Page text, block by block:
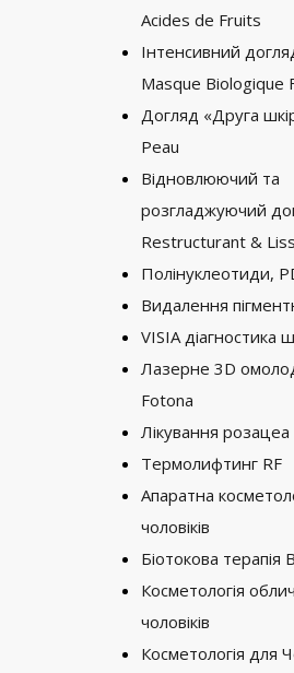
Acides de Fruits
Інтенсивний
Masque Biologique
Догляд «Друга
Peau
Відновлюючий та
розгладжуючий
Restructurant &
Полінуклеотиди,
Видалення
VISIA діагностика
Лазерне 3D
Fotona
Лікування розацеа
Термолифтинг RF
Апаратна
чоловіків
Біотокова терапія
Косметологія
чоловіків
Косметологія для